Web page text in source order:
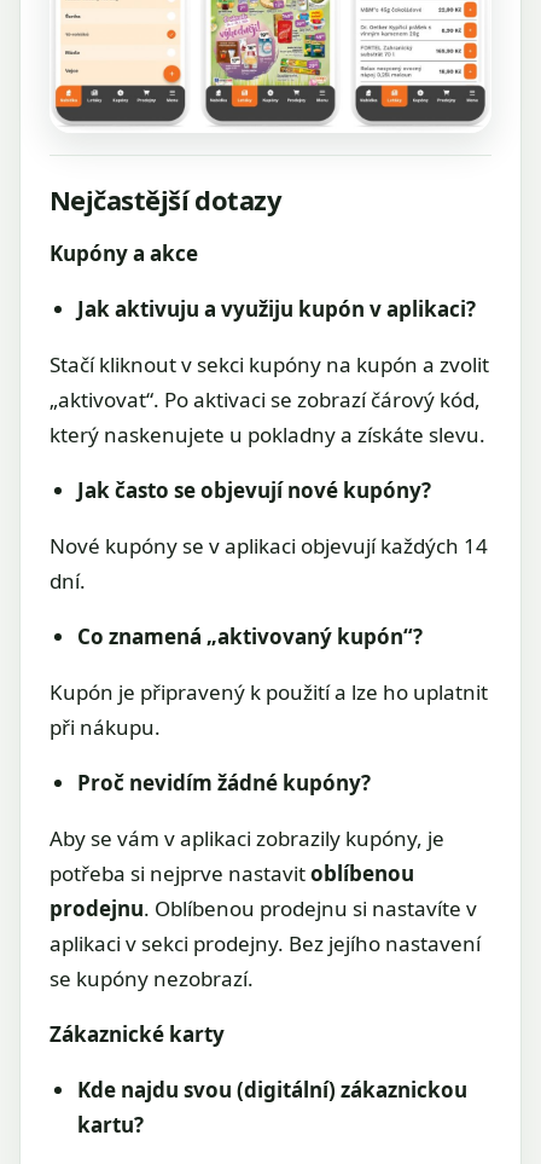
Nejčastější dotazy
Kupóny a akce
Jak aktivuju a využiju kupón v aplikaci?
Stačí kliknout v sekci kupóny na kupón a zvolit
„aktivovat“. Po aktivaci se zobrazí čárový kód,
který naskenujete u pokladny a získáte slevu.
Jak často se objevují nové kupóny?
Nové kupóny se v aplikaci objevují každých 14
dní.
Co znamená „aktivovaný kupón“?
Kupón je připravený k použití a lze ho uplatnit
při nákupu.
Proč nevidím žádné kupóny?
Aby se vám v aplikaci zobrazily kupóny, je
potřeba si nejprve nastavitoblíbenou
prodejnu. Oblíbenou prodejnu si nastavíte v
aplikaci v sekci prodejny. Bez jejího nastavení
se kupóny nezobrazí.
Zákaznické karty
Kde najdu svou (digitální) zákaznickou
kartu?